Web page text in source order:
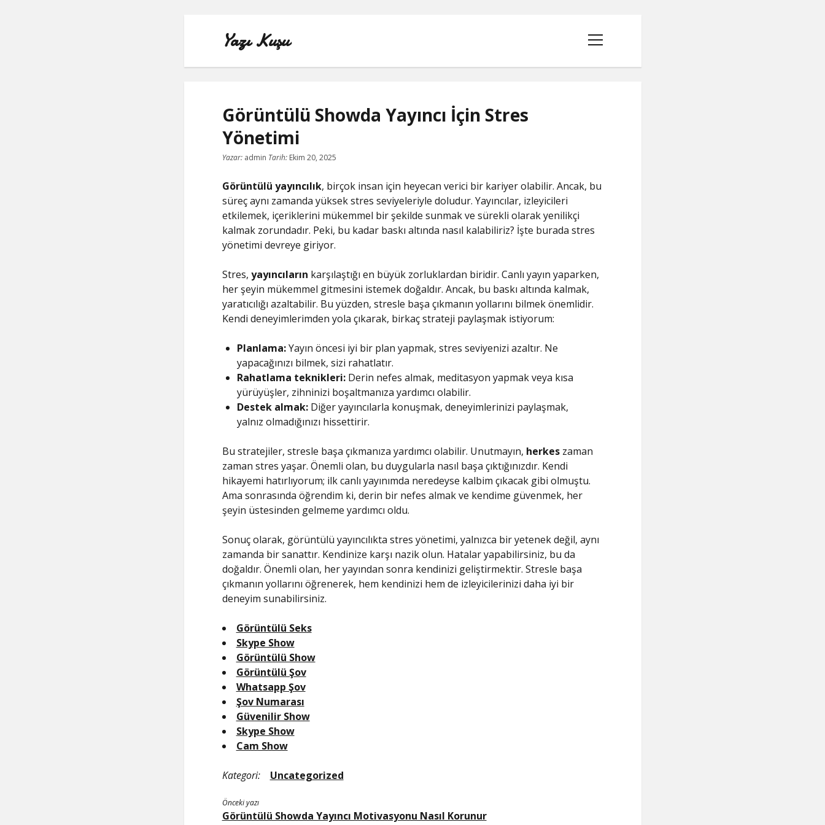
Yazı Kuşu
menüyü
aç
INSTAGRAM BOT TAKIPÇI BASMA ÜCRETSIZ
LISTE
Görüntülü Showda Yayıncı İçin Stres
Yönetimi
Yazar:admin Tarih: Ekim 20, 2025
Görüntülü yayıncılık, birçok insan için heyecan verici bir kariyer olabilir. Ancak, bu
süreç aynı zamanda yüksek stres seviyeleriyle doludur. Yayıncılar, izleyicileri
etkilemek, içeriklerini mükemmel bir şekilde sunmak ve sürekli olarak yenilikçi
kalmak zorundadır. Peki, bu kadar baskı altında nasıl kalabiliriz? İşte burada stres
yönetimi devreye giriyor.
Stres, yayıncıların karşılaştığı en büyük zorluklardan biridir. Canlı yayın yaparken,
her şeyin mükemmel gitmesini istemek doğaldır. Ancak, bu baskı altında kalmak,
yaratıcılığı azaltabilir. Bu yüzden, stresle başa çıkmanın yollarını bilmek önemlidir.
Kendi deneyimlerimden yola çıkarak, birkaç strateji paylaşmak istiyorum:
Planlama:Yayın öncesi iyi bir plan yapmak, stres seviyenizi azaltır. Ne
yapacağınızı bilmek, sizi rahatlatır.
Rahatlama teknikleri:Derin nefes almak, meditasyon yapmak veya kısa
yürüyüşler, zihninizi boşaltmanıza yardımcı olabilir.
Destek almak:Diğer yayıncılarla konuşmak, deneyimlerinizi paylaşmak,
yalnız olmadığınızı hissettirir.
Bu stratejiler, stresle başa çıkmanıza yardımcı olabilir. Unutmayın, herkeszaman
zaman stres yaşar. Önemli olan, bu duygularla nasıl başa çıktığınızdır. Kendi
hikayemi hatırlıyorum; ilk canlı yayınımda neredeyse kalbim çıkacak gibi olmuştu.
Ama sonrasında öğrendim ki, derin bir nefes almak ve kendime güvenmek, her
şeyin üstesinden gelmeme yardımcı oldu.
Sonuç olarak, görüntülü yayıncılıkta stres yönetimi, yalnızca bir yetenek değil, aynı
zamanda bir sanattır. Kendinize karşı nazik olun. Hatalar yapabilirsiniz, bu da
doğaldır. Önemli olan, her yayından sonra kendinizi geliştirmektir. Stresle başa
çıkmanın yollarını öğrenerek, hem kendinizi hem de izleyicilerinizi daha iyi bir
deneyim sunabilirsiniz.
Görüntülü Seks
Skype Show
Görüntülü Show
Görüntülü Şov
Whatsapp Şov
Şov Numarası
Güvenilir Show
Skype Show
Cam Show
Kategori: Uncategorized
Önceki yazı
Görüntülü Showda Yayıncı Motivasyonu Nasıl Korunur